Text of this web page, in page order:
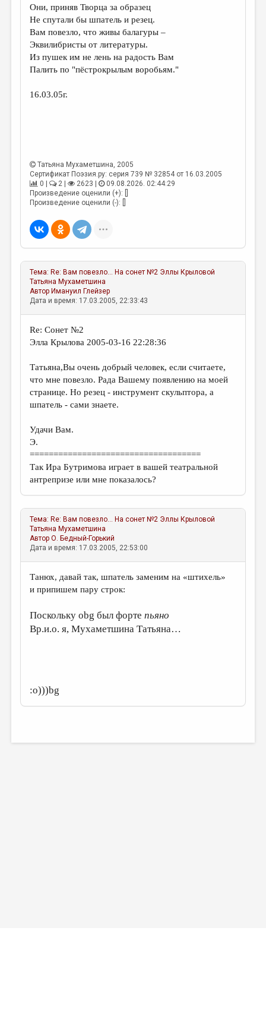
ЛИТЕРАТУРОВЕДЕНИЕ
КУЛЬТУРОВЕДЕНИЕ
ПУБЛИЦИСТИКА
РЕЦЕНЗИРОВАНИЕ
ЦИКЛЫ ПУБЛИКАЦИЙ
ВКОНТАКТЕ
Они, приняв Творца за образец
Не спутали бы шпатель и резец.
Вам повезло, что живы балагуры –
Эквилибристы от литературы.
Из пушек им не лень на радость Вам
Палить по "пёстрокрылым воробьям."
16.03.05г.
Татьяна Мухаметшина, 2005
Сертификат Поэзия.ру: серия 739 № 32854 от 16.03.2005
0 |
2 | 2623 |
09.08.2026. 02:44:29
Произведение оценили (+): []
Произведение оценили (-): []
Тема: Re: Вам повезло… На сонет №2 Эллы Крыловой
Татьяна Мухаметшина
Автор Имануил Глейзер
Дата и время: 17.03.2005, 22:33:43
Re: Сонет №2
Элла Крылова 2005-03-16 22:28:36
Татьяна,Вы очень добрый человек, если считаете,
что мне повезло. Рада Вашему появлению на моей
странице. Но резец - инструмент скульптора, а
шпатель - сами знаете.
Удачи Вам.
Э.
====================================
Так Ира Бутримова играет в вашей театральной
антрепризе или мне показалось?
Тема: Re: Вам повезло… На сонет №2 Эллы Крыловой
Татьяна Мухаметшина
АвторО. Бедный-Горький
Дата и время: 17.03.2005, 22:53:00
Танюх, давай так, шпатель заменим на «штихель»
и припишем пару строк:
Поскольку obg был фортепьяно
Вр.и.о. я, Мухаметшина Татьяна…
:о)))bg